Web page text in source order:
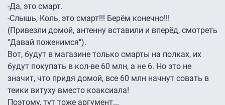
-Да, это смарт.
-Слышь, Коль, это смарт!!! Берём конечно!!!
(Привезли домой, антенну вставили и вперёд, смотреть
"Давай поженимся").
Вот, будут в магазине только смарты на полках, их
будут покупать в кол-ве 60 млн, а не 6. Но это не
значит, что придя домой, все 60 млн начнут совать в
теики витуху вместо коаксиала!
Поэтому, тут тоже аргумент...